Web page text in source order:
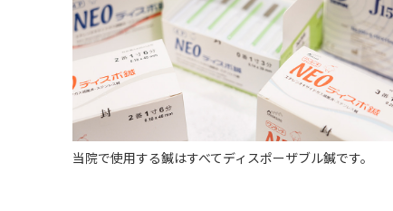
当院で使用する鍼はすべてディスポーザブル鍼です。